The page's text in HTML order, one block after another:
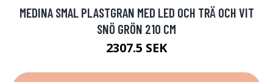
MEDINA SMAL PLASTGRAN MED LED OCH TRÄ OCH VIT
SNÖ GRÖN 210 CM
2307.5 SEK